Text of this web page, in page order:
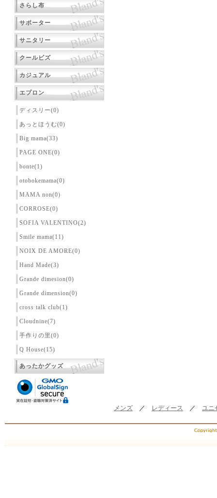
さらし布
サポーター
サニタリー
クールビズ
カジュアル
エプロン
ディスリー(0)
あっとほうむ(0)
Big mama(33)
PAGE ONE(0)
bonte(1)
otobokemama(0)
MAMA non(0)
CORROSE(0)
SOFIA VALENTINO(2)
Smile mama(11)
NOIX DE AMORE(0)
Hand Made(3)
Grande dimesion(0)
Grande dimension(0)
cross talk club(1)
Cloudnine(7)
手作りの里(0)
Q House(15)
あったかグッズ
メンズ ／ レディース ／ ユニ